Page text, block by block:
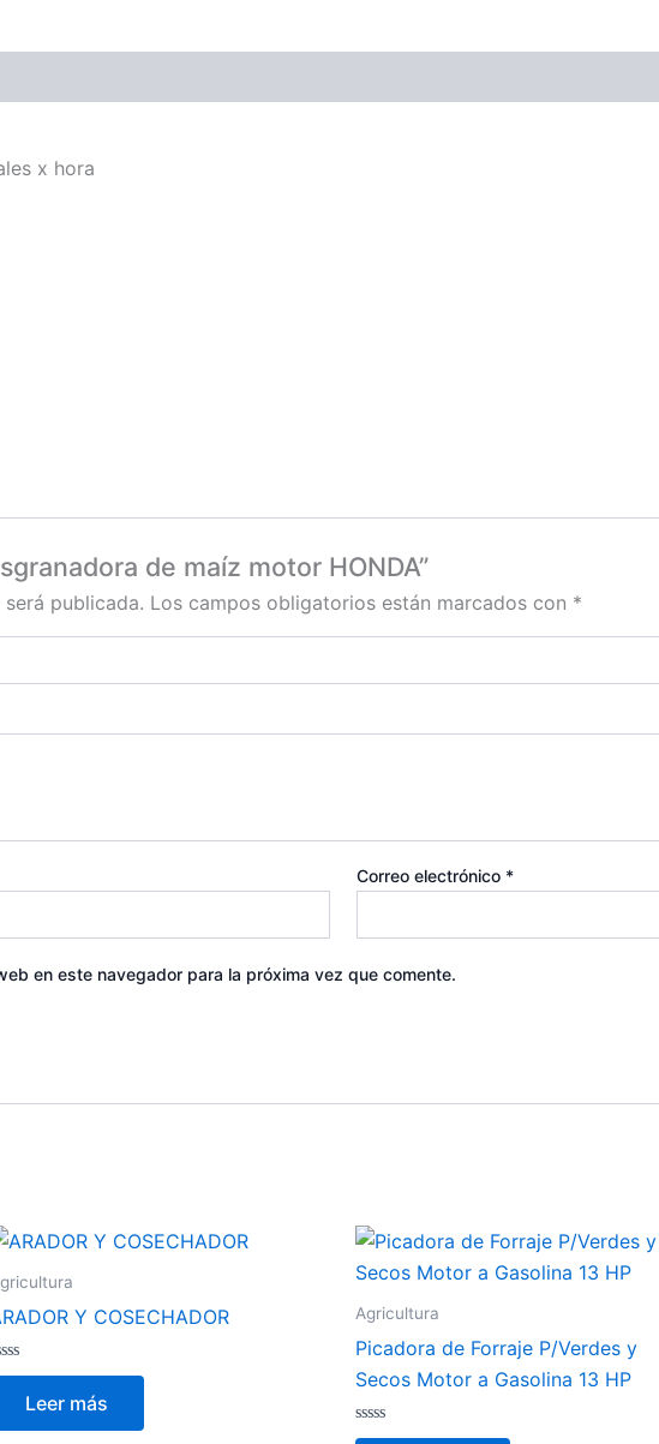
x hora
de maíz motor HONDA”
publicada. Los campos obligatorios están marcados con *
Correo electrónico *
en este navegador para la próxima vez que comente.
Y COSECHADOR
Leer más
Agricultura
Picadora de Forraje P/Verdes y
Secos Motor a Gasolina 13 HP
Valorado